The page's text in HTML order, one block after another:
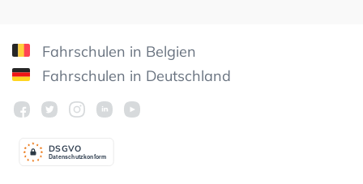
Fahrschulen in Belgien
Fahrschulen in Deutschland
Datenschutzkonform
DSGVO